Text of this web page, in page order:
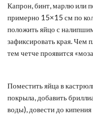
Капрон, бинт, марлю или
примерно 15×15 см по
положить яйцо с
зафиксировать края. Чем
тем четче проявится
Поместить яйца в
покрыла, добавить
воды), довести до